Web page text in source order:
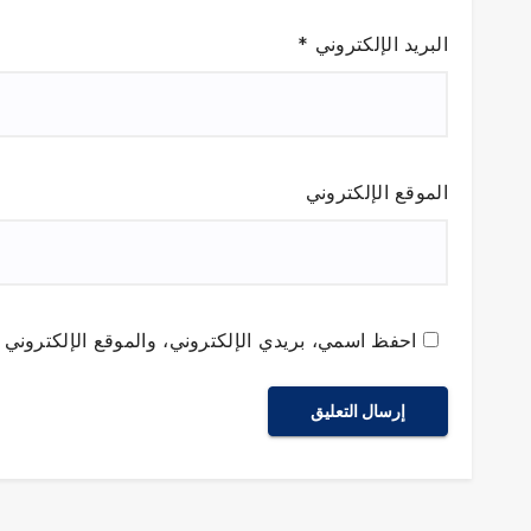
البريد الإلكتروني *
الموقع الإلكتروني
احفظ اسمي، بريدي الإلكتروني، والموقع